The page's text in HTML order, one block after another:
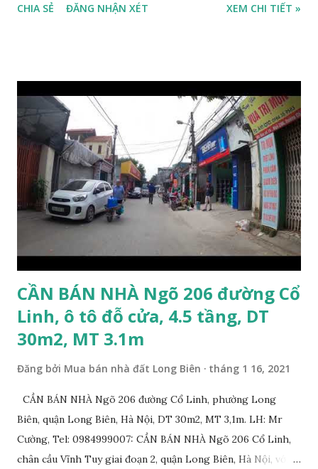
30m, phía trước mặt thoáng. Cách mặt đường Cổ Linh
ngõ thông, đường trải nhựa, 2 ô tô tránh nhau. Đường và vỉa
hè rộng 6m. Đất thổ cư, diện tích mặt bằng 132m2, mặt tiền
8m. Hướng: Đông, pháp lý: sổ đỏ chính chủ. Giá bán: 9.5 tỷ,
có thương lượng với khách thiện chí mua. Quý khách hàng
có nhu cầu mua đất 132m2 phố Ngọc Trì, Thạch Bàn. Vui
lòng liên hệ: Mr Nguyễn Thế Cường, Tel: 0984.999.007 –
0915.383.393. Miễn môi giới và Quảng cáo trực tuyến
CHIA SẺ ĐĂNG NHẬN XÉT XEM CHI TIẾT »
CẦN BÁN NHÀ Ngõ 206 đường Cổ
Linh, ô tô đỗ cửa, 4.5 tầng, DT
30m2, MT 3.1m
Đăng bởi Mua bán nhà đất Long Biên tháng 1 16, 2021
CẦN BÁN NHÀ Ngõ 206 đường Cổ Linh, phường Long
Biên, quận Long Biên, Hà Nội, DT 30m2, MT 3,1m. LH: Mr
Cường, Tel: 0984999007: CẦN BÁN NHÀ Ngõ 206 Cổ Linh,
chân cầu Vĩnh Tuy giai đoạn 2, quận Long Biên, Hà Nội, với